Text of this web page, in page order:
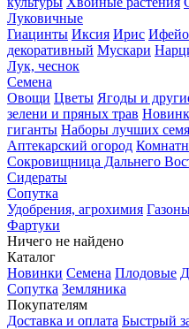
Луковичные
Гиацинты Иксия Ирис
декоративный Мускари
Лук, чеснок
Семена
Овощи Цветы Ягоды и
зелени и пряных трав
гиганты Наборы лучших
Аптекарский огород
Сокровищница Дальнего
Сидераты
Сопутка
Удобрения, агрохимия
Фартуки
Ничего не найдено
Каталог
Новинки Семена Плодовые
Сопутка Земляника
Покупателям
Доставка и оплата Быстрый